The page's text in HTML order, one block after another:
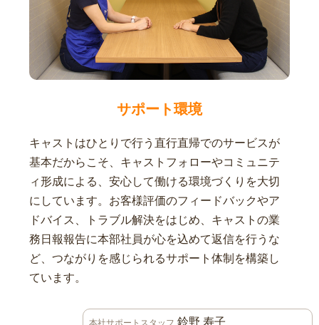
サポート環境
キャストはひとりで行う直行直帰でのサービスが
基本だからこそ、キャストフォローやコミュニテ
ィ形成による、安心して働ける環境づくりを大切
にしています。お客様評価のフィードバックやア
ドバイス、トラブル解決をはじめ、キャストの業
務日報報告に本部社員が心を込めて返信を行うな
ど、つながりを感じられるサポート体制を構築し
ています。
本社サポートスタッフ 鈴野 寿子